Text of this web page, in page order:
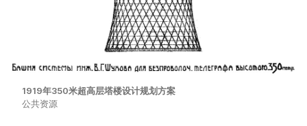
1919年350米超高层塔楼设计规划方案
公共资源